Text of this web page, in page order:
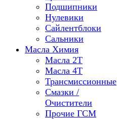
Подшипники
Нулевики
Сайлентблоки
Сальники
Масла Химия
Масла 2Т
Масла 4Т
Трансмиссионные
Смазки /
Очистители
Прочие ГСМ